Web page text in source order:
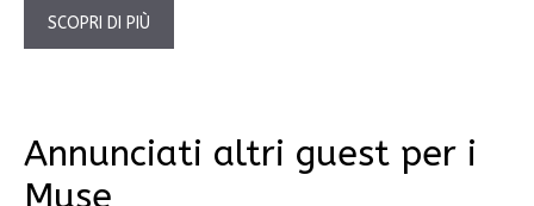
SCOPRI DI PIÙ
Annunciati altri guest per i
Muse